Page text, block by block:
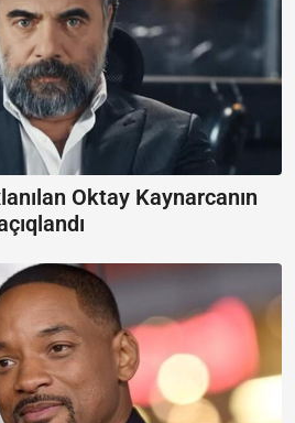
Oktay Kaynarcanın